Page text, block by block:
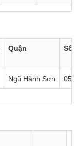
Quận Số
Ngũ Hành Sơn